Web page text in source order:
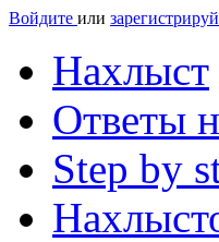
Войдите или
Нахлыст
Ответы
Step by